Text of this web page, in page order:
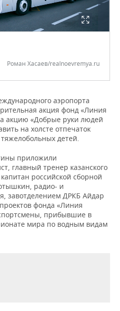
Роман Хасаев/realnoevremya.ru
аэропорта
акция фонд «Линия
акцию «Добрые руки людей
на холсте отпечаток
детей.
приложили
главный тренер казанского
российской сборной
радио- и
завотделением ДРКБ Айдар
фонда «Линия
прибывшие в
мира по водным видам